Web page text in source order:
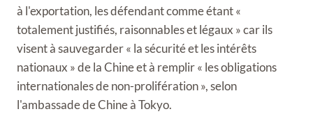
à l'exportation, les défendant comme étant «
totalement justifiés, raisonnables et légaux » car ils
visent à sauvegarder « la sécurité et les intérêts
nationaux » de la Chine et à remplir « les obligations
internationales de non-prolifération », selon
l'ambassade de Chine à Tokyo.